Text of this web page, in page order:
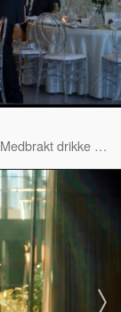
Medbrakt drikke tillatt